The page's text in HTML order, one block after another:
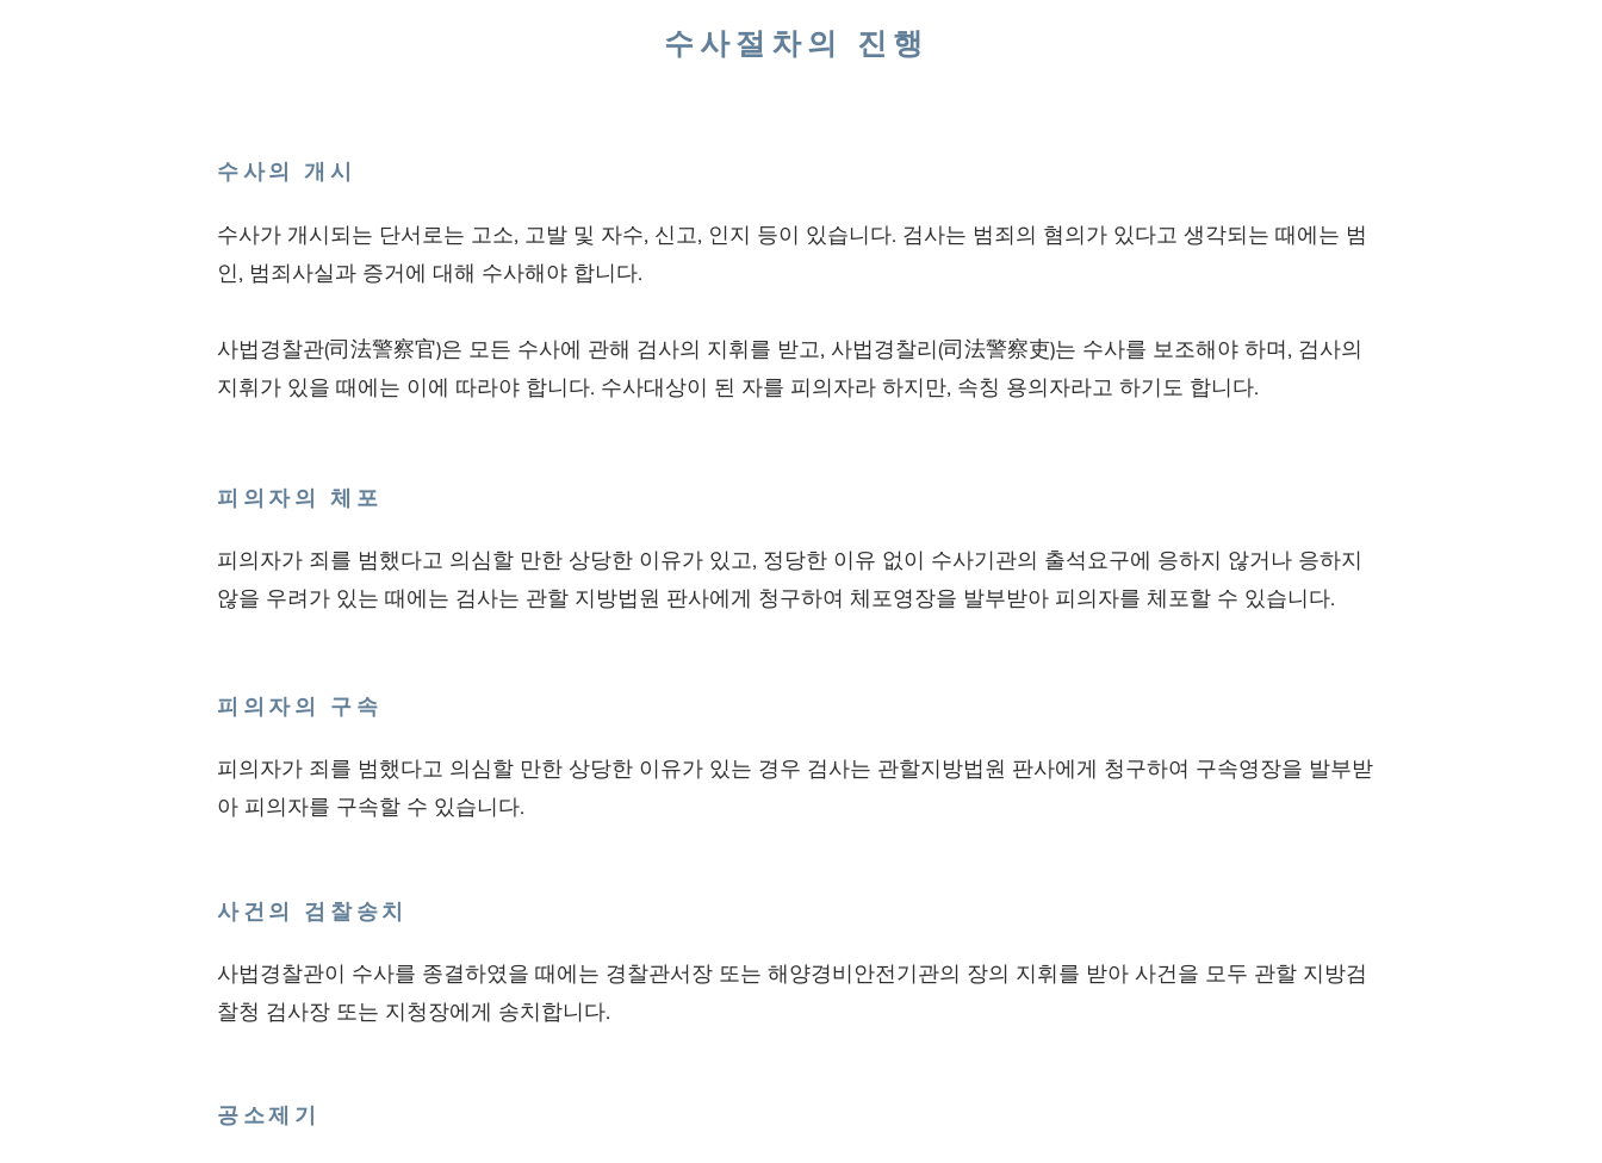
수사절차의 진행
수사의 개시
수사가 개시되는 단서로는 고소, 고발 및 자수, 신고, 인지 등이 있습니다. 검사는 범죄의 혐의가 있다고 생각되는 때에는 범
인, 범죄사실과 증거에 대해 수사해야 합니다.
사법경찰관(司法警察官)은 모든 수사에 관해 검사의 지휘를 받고, 사법경찰리(司法警察吏)는 수사를 보조해야 하며, 검사의
지휘가 있을 때에는 이에 따라야 합니다. 수사대상이 된 자를 피의자라 하지만, 속칭 용의자라고 하기도 합니다.
피의자의 체포
피의자가 죄를 범했다고 의심할 만한 상당한 이유가 있고, 정당한 이유 없이 수사기관의 출석요구에 응하지 않거나 응하지
않을 우려가 있는 때에는 검사는 관할 지방법원 판사에게 청구하여 체포영장을 발부받아 피의자를 체포할 수 있습니다.
피의자의 구속
피의자가 죄를 범했다고 의심할 만한 상당한 이유가 있는 경우 검사는 관할지방법원 판사에게 청구하여 구속영장을 발부받
아 피의자를 구속할 수 있습니다.
사건의 검찰송치
사법경찰관이 수사를 종결하였을 때에는 경찰관서장 또는 해양경비안전기관의 장의 지휘를 받아 사건을 모두 관할 지방검
찰청 검사장 또는 지청장에게 송치합니다.
공소제기